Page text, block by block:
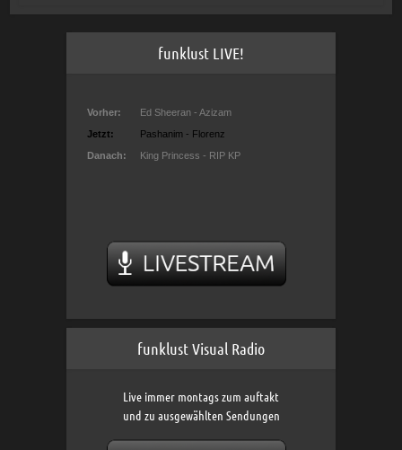
funklust LIVE!
funklust Visual Radio
Live immer montags zum auftakt
und zu ausgewählten Sendungen